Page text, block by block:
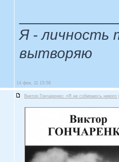
Я - личность
вытворяю
14 фев, 11 15:58
Виктор Гончаренко: «Я не собираюсь никого